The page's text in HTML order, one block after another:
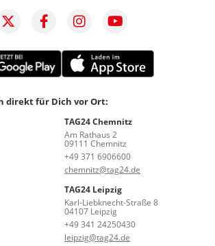
direkt für Dich vor Ort:
TAG24 Chemnitz
Am Rathaus 2
09111 Chemnitz
+49 371 6906600
chemnitz@tag24.de
TAG24 Leipzig
Karl-Liebknecht-Straße 8
04107 Leipzig
+49 341 24250430
leipzig@tag24.de